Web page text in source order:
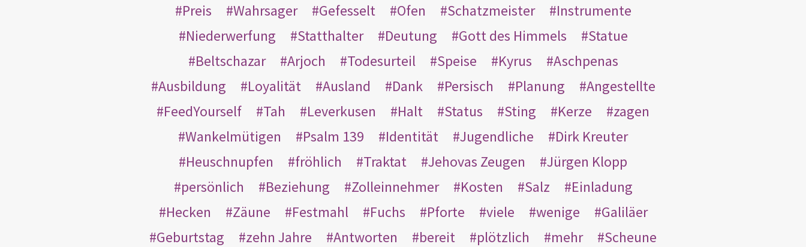
Preis
Wahrsager Gefesselt Ofen Schatzmeister
Instrumente
Niederwerfung
Statthalter Deutung Gott des Himmels
Statue
Beltschazar
Arjoch Todesurteil Speise Kyrus
Aschpenas
Ausbildung
Loyalität Ausland Dank Persisch Planung
Angestellte
FeedYourself
Tah Leverkusen Halt Status Sting Kerze
zagen
Wankelmütigen
Psalm 139 Identität Jugendliche
Dirk Kreuter
Heuschnupfen
fröhlich Traktat Jehovas Zeugen
Jürgen Klopp
persönlich
Beziehung Zolleinnehmer Kosten Salz
Einladung
Hecken
Zäune Festmahl Fuchs Pforte viele wenige
Galiläer
Geburtstag
zehn Jahre Antworten bereit plötzlich mehr
Scheune